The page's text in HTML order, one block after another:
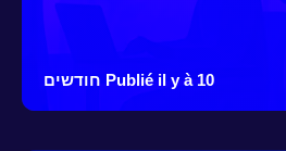
Publié il y à 10 חודשים